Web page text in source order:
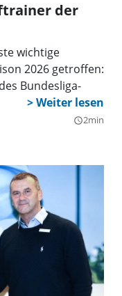
der
wichtige
2026 getroffen:
Bundesliga-
query_builder2min